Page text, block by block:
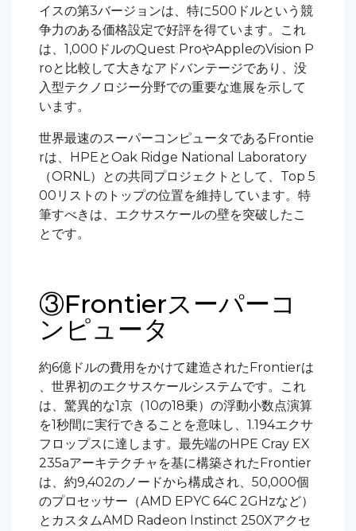
イスの第3バージョンは、特に500ドルという競
争力のある価格設定で好評を得ています。これ
は、1,000ドルのQuest ProやAppleのVision P
roと比較して大きなアドバンテージであり、没
入型テクノロジー分野での重要な進展を示して
います。
世界最速のスーパーコンピュータであるFrontie
rは、HPEとOak Ridge National Laboratory
（ORNL）との共同プロジェクトとして、Top 5
00リストのトップの位置を維持しています。特
筆すべきは、エクサスケールの壁を突破したこ
とです。
③Frontierスーパーコ
ンピュータ
約6億ドルの費用をかけて建造されたFrontierは
、世界初のエクサスケールシステムです。これ
は、驚異的な1京（10の18乗）の浮動小数点演算
を1秒間に実行できることを意味し、1.194エクサ
フロップスに達します。最先端のHPE Cray EX
235aアーキテクチャを基に構築されたFrontier
は、約9,402のノードから構成され、50,000個
のプロセッサー（AMD EPYC 64C 2GHzなど）
とカスタムAMD Radeon Instinct 250Xアクセ